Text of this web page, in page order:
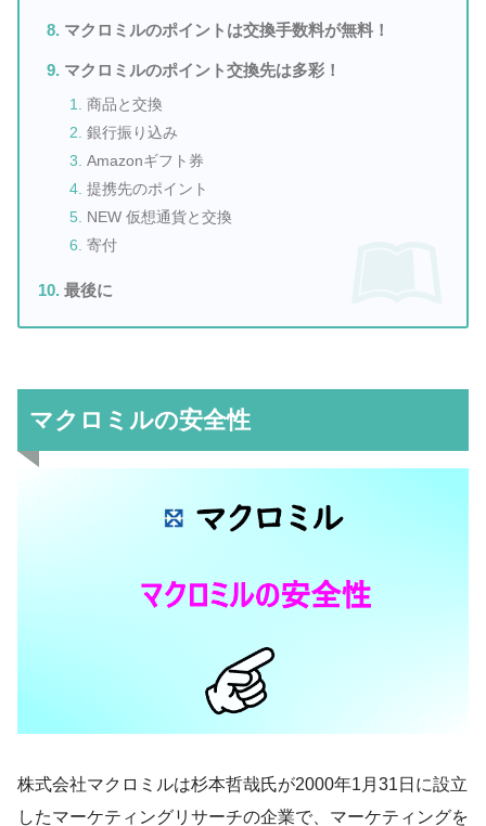
マクロミルのポイントは交換手数料が無料！
マクロミルのポイント交換先は多彩！
商品と交換
銀行振り込み
Amazonギフト券
提携先のポイント
NEW 仮想通貨と交換
寄付
最後に
マクロミルの安全性
株式会社マクロミルは杉本哲哉氏が2000年1月31日に設立
したマーケティングリサーチの企業で、マーケティングを